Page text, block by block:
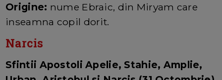
Origine: nume Ebraic, din Miryam care
inseamna copil dorit.
Narcis
Sfintii Apostoli Apelie, Stahie, Amplie,